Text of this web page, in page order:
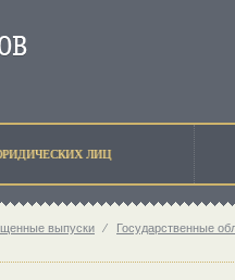
ЛИЦ
выпуски ⁄ Государственные